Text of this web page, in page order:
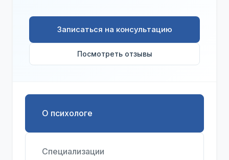
Записаться на консультацию
Посмотреть отзывы
О психологе
Специализации